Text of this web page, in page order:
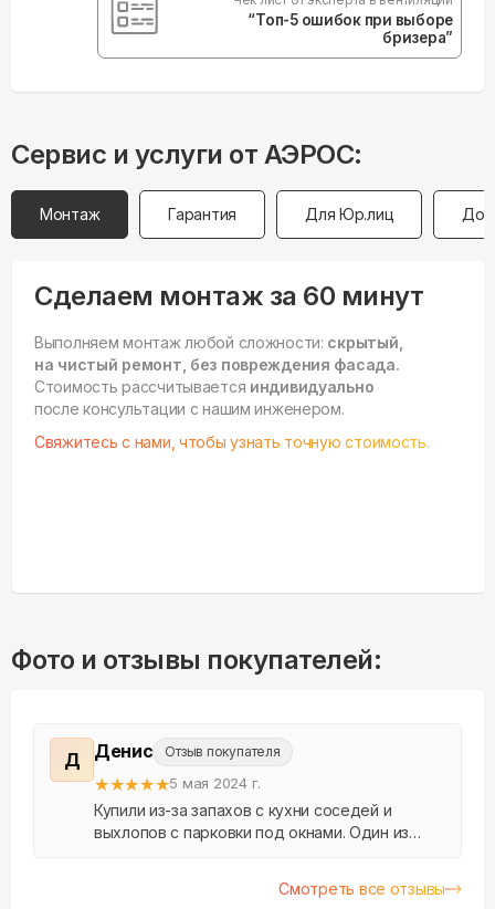
“Топ-5 ошибок при выборе
бризера”
Сервис и услуги от АЭРОС:
Монтаж Гарантия Для Юр.лиц
Сделаем монтаж за 60 минут
Выполняем монтаж любой сложности: скрытый,
на чистый ремонт, без повреждения фасада.
Стоимость рассчитывается индивидуально
после консультации с нашим инженером.
Свяжитесь с нами, чтобы узнать точную стоимость.
Фото и отзывы покупателей:
Д Денис Отзыв покупателя
★★★★★5 мая 2024 г.
Купили из-за запахов с кухни соседей и
выхлопов с парковки под окнами. Один из
Смотреть все отзывы